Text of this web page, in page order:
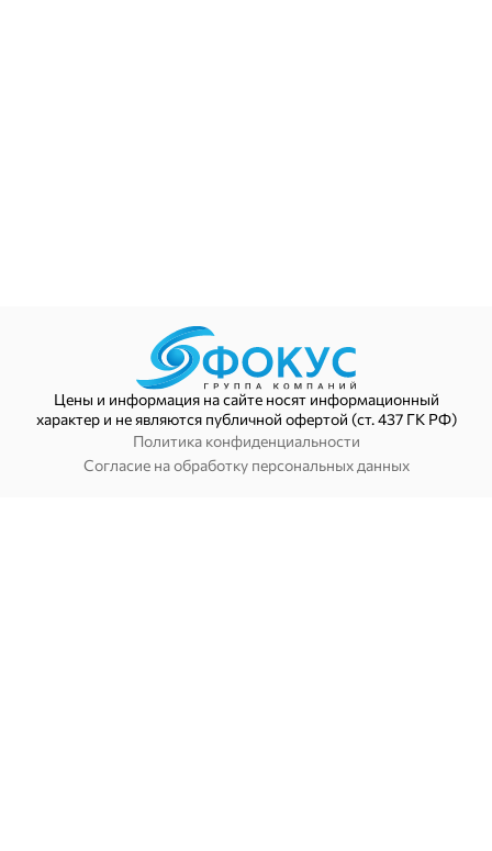
Цены и информация на сайте носят информационный
характер и не являются публичной офертой (ст. 437 ГК РФ)
Политика конфиденциальности
Согласие на обработку персональных данных